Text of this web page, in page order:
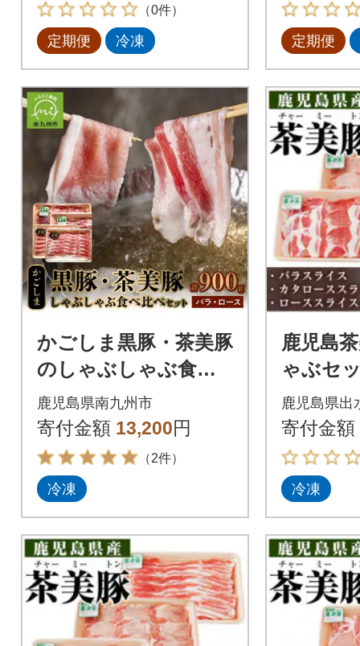
（0件）
定期便 冷凍 定期便
かごしま黒豚・茶美豚
のしゃぶしゃぶ食べ
比べセット
鹿児島県南九州市
寄付金額 13,200円
（2件）
冷凍
鹿児島
ゃぶセ
市)(C-
鹿児島県出
寄付金額
冷凍